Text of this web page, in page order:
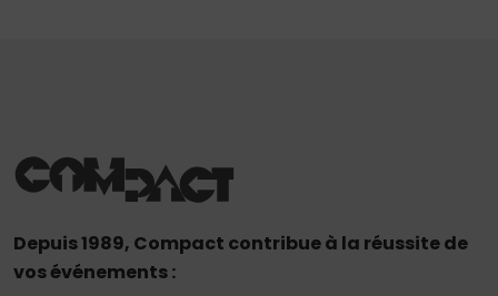
Depuis 1989, Compact contribue à la réussite de
vos événements :